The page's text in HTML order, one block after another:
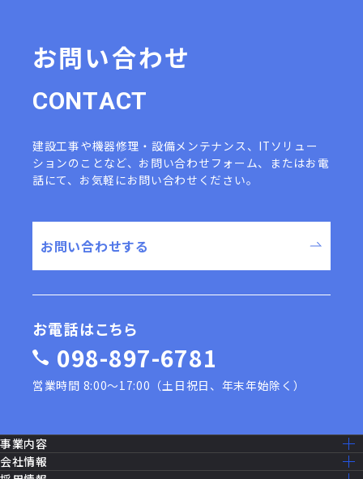
お問い合わせ
CONTACT
建設工事や機器修理・設備メンテナンス、ITソリュー
ションのことなど、 お問い合わせフォーム、またはお電
話にて、お気軽にお問い合わせください。
お問い合わせする
お電話はこちら
098-897-6781
営業時間 8:00〜17:00（土日祝日、年末年始除く）
事業内容
事業内容一覧
建設工事［米軍基地］
会社情報